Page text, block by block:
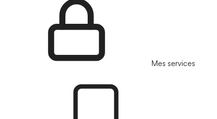
Mes services